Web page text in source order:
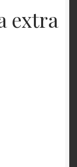
extra